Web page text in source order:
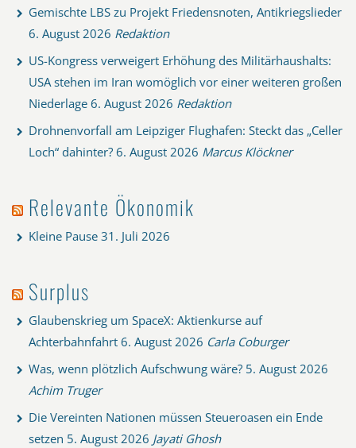
Gemischte LBS zu Projekt Friedensnoten, Antikriegslieder
6. August 2026 Redaktion
US-Kongress verweigert Erhöhung des Militärhaushalts:
USA stehen im Iran womöglich vor einer weiteren großen
Niederlage 6. August 2026 Redaktion
Drohnenvorfall am Leipziger Flughafen: Steckt das „Celler
Loch“ dahinter? 6. August 2026 Marcus Klöckner
Relevante Ökonomik
Kleine Pause 31. Juli 2026
Surplus
Glaubenskrieg um SpaceX: Aktienkurse auf
Achterbahnfahrt 6. August 2026 Carla Coburger
Was, wenn plötzlich Aufschwung wäre? 5. August 2026
Achim Truger
Die Vereinten Nationen müssen Steueroasen ein Ende
setzen 5. August 2026 Jayati Ghosh